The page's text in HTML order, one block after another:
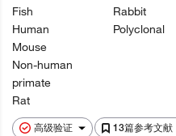
高级验证 13篇参考文献
Fish
Human
Mouse
Non-human
primate
Rat
Rabbit
Polyclonal